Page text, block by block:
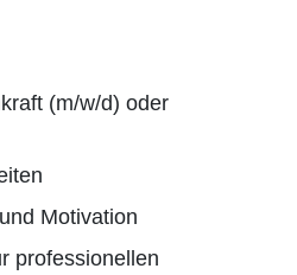
(m/w/d) oder
Motivation
professionellen